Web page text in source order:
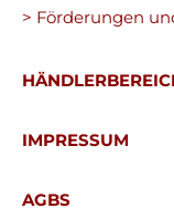
> Förderungen
IMPRESSUM
AGBS